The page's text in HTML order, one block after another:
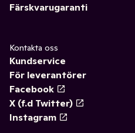
Färskvarugaranti
Kontakta oss
Kundservice
För leverantörer
Facebook
X (f.d Twitter)
Instagram